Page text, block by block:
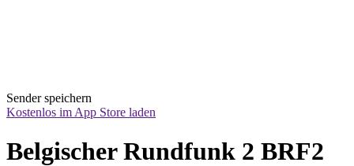
Sender speichern
Kostenlos im App Store laden
Belgischer Rundfunk 2 BRF2